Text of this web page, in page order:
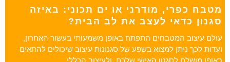
מטבח כפרי, מודרני או ים תכוני: באיזה
סגנון כדאי לעצב את לב הבית?
עולם עיצוב המטבחים התפתח באופן משמעותי בעשור האחרון,
ועדות לכך ניתן למצוא בשפע של סגנונות עיצוב שיכולים להתאים
באופן מושלם לסגנון האישי שלכם, ולעיצוב הכללי